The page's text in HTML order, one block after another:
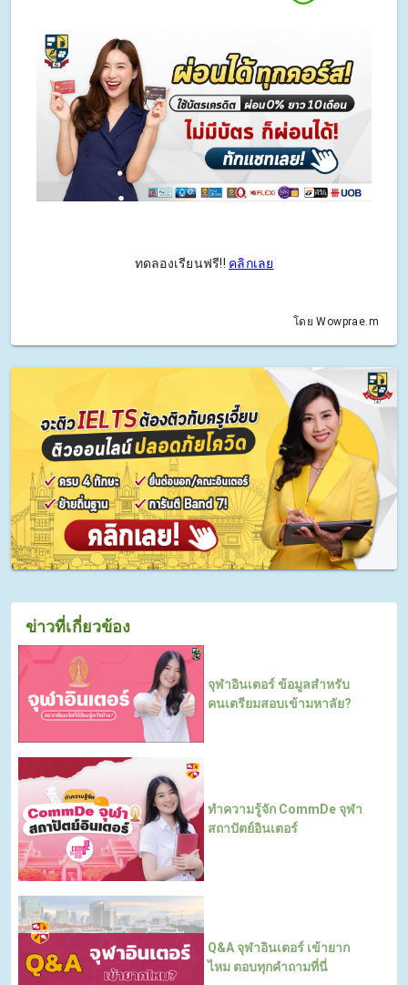
ทดลองเรียนฟรี!! คลิกเลย
โดย Wowprae.m
ข่าวที่เกี่ยวข้อง
จุฬาอินเตอร์ ข้อมูลสำหรับ
คนเตรียมสอบเข้ามหาลัย?
ทำความรู้จัก CommDe จุฬา
สถาปัตย์อินเตอร์
Q&A จุฬาอินเตอร์ เข้ายาก
ไหม ตอบทุกคำถามที่นี่